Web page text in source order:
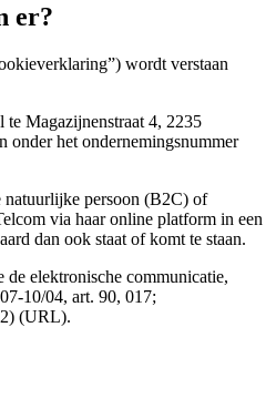
er?
wordt verstaan
te Magazijnenstraat 4, 2235
onder het ondernemingsnummer
natuurlijke persoon (B2C) of
via haar online platform in een
dan ook staat of komt te staan.
de elektronische communicatie,
10/04, art. 90, 017;
(URL).